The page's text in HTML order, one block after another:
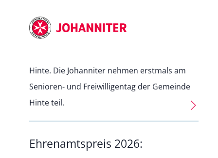
Hinte. Die Johanniter nehmen erstmals am
Senioren- und Freiwilligentag der Gemeinde
Hinte teil.
Ehrenamtspreis 2026: